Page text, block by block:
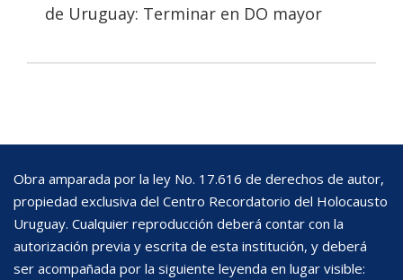
de Uruguay: Terminar en DO mayor
Obra amparada por la ley No. 17.616 de derechos de autor,
propiedad exclusiva del Centro Recordatorio del Holocausto
Uruguay. Cualquier reproducción deberá contar con la
autorización previa y escrita de esta institución, y deberá
ser acompañada por la siguiente leyenda en lugar visible: